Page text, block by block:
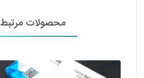
محصولات مرتبط